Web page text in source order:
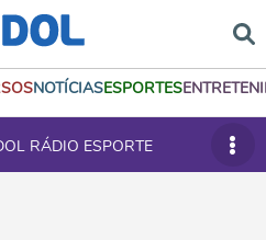
NOTÍCIASESPORTES
RÁDIO ESPORTE